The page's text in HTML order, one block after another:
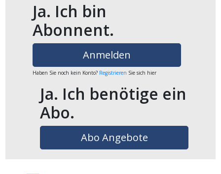
Ja. Ich bin
Abonnent.
Anmelden
Haben Sie noch kein Konto? Registrieren Sie sich hier
Ja. Ich benötige ein
Abo.
Abo Angebote